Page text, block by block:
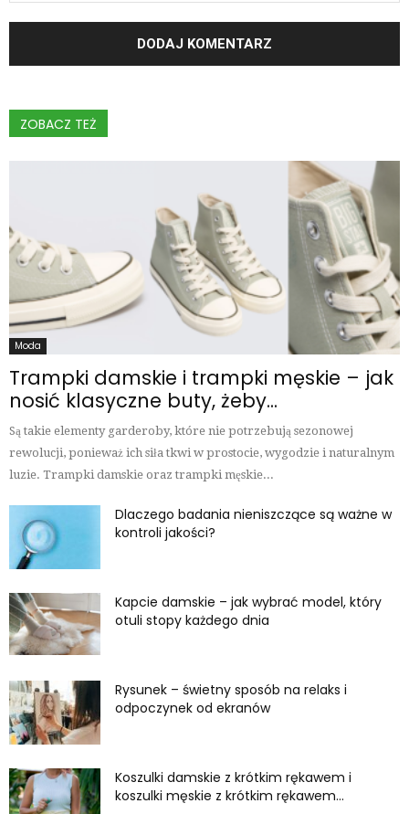
ZOBACZ TEŻ
Moda
Trampki damskie i trampki męskie – jak
nosić klasyczne buty, żeby...
Są takie elementy garderoby, które nie potrzebują sezonowej
rewolucji, ponieważ ich siła tkwi w prostocie, wygodzie i naturalnym
luzie. Trampki damskie oraz trampki męskie...
Dlaczego badania nieniszczące są ważne w
kontroli jakości?
Kapcie damskie – jak wybrać model, który
otuli stopy każdego dnia
Rysunek – świetny sposób na relaks i
odpoczynek od ekranów
Koszulki damskie z krótkim rękawem i
koszulki męskie z krótkim rękawem...